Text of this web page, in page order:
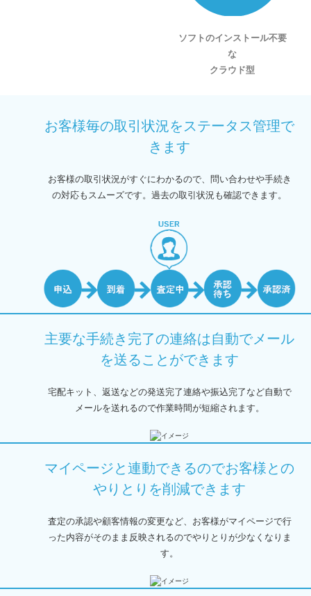
ソフトのインストール不要
な
クラウド型
お客様毎の取引状況を ステータス管理で
きます
お客様の取引状況がすぐにわかるので、問い合わせや手続き
の対応もスムーズです。過去の取引状況も確認できます。
主要な手続き完了の連絡は自動でメール
を送ることができます
宅配キット、返送などの発送完了連絡や振込完了など自動で
メールを送れるので作業時間が短縮されます。
マイページと連動できるのでお客様との
やりとりを削減できます
査定の承認や顧客情報の変更など、お客様がマイページで行
った内容がそのまま反映されるのでやりとりが少なくなりま
す。